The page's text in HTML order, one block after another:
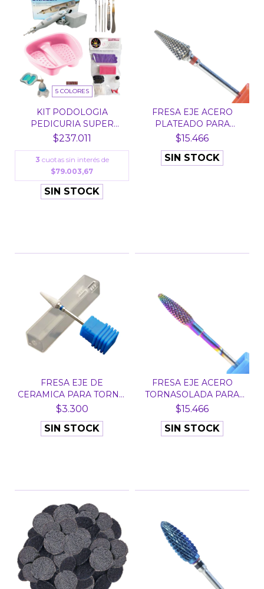
5 COLORES
KIT PODOLOGIA
PEDICURIA SUPER
COMPLETO
$237.011
3 cuotas sin interés de
$79.003,67
SIN STOCK
FRESA EJE ACERO
PLATEADO PARA
TORNO - LA...
$15.466
SIN STOCK
FRESA EJE DE
CERAMICA PARA TORNO
N° 4 -...
$3.300
SIN STOCK
FRESA EJE ACERO
TORNASOLADA PARA
TORNO M...
$15.466
SIN STOCK